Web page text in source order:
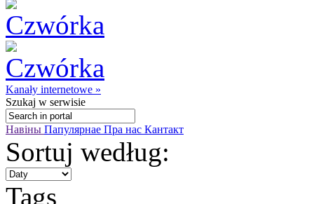
Kanały internetowe »
Szukaj w serwisie
Навіны Папулярнае Пра нас Кантакт
Sortuj według:
Tags